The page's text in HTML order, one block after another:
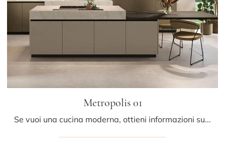
Metropolis 01
Se vuoi una cucina moderna, ottieni informazioni sul modello Metropolis 01 Stosa.